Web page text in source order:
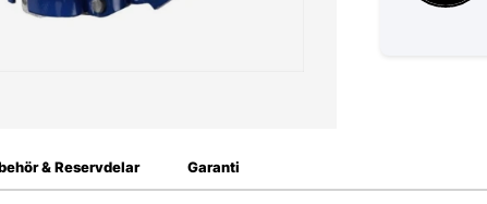
& Reservdelar Garanti